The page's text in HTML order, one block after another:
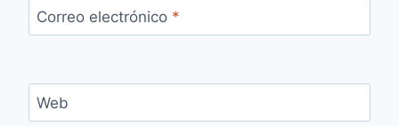
Correo electrónico *
Web